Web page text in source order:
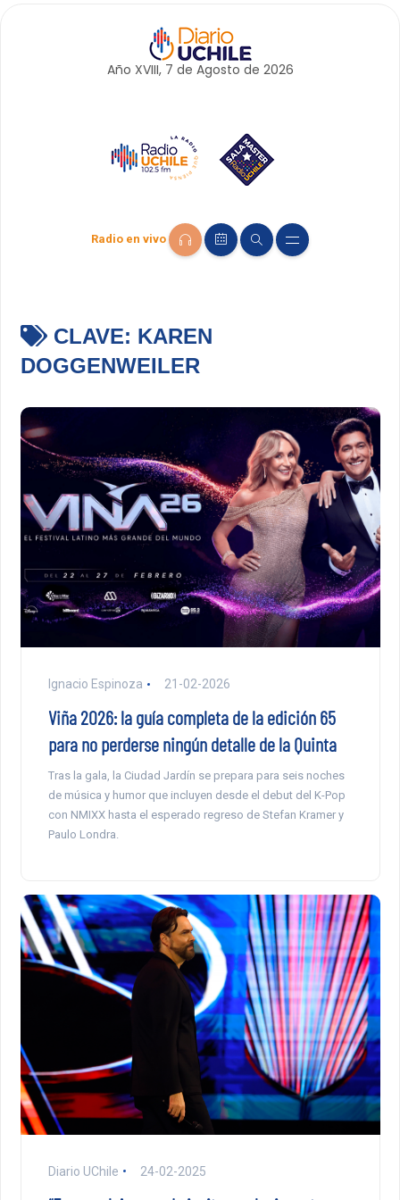
Año XVIII, 7 de Agosto de 2026
Radio en vivo
CLAVE: KAREN
DOGGENWEILER
Ignacio Espinoza 21-02-2026
Viña 2026: la guía completa de la edición 65
para no perderse ningún detalle de la Quinta
Tras la gala, la Ciudad Jardín se prepara para seis noches
de música y humor que incluyen desde el debut del K-Pop
con NMIXX hasta el esperado regreso de Stefan Kramer y
Paulo Londra.
Diario UChile 24-02-2025